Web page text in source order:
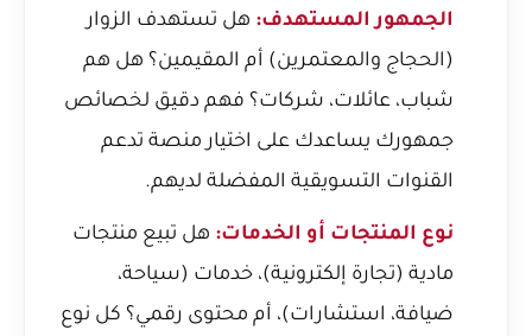
الجمهور المستهدف: هل تستهدف الزوار
(الحجاج والمعتمرين) أم المقيمين؟ هل هم
شباب، عائلات، شركات؟ فهم دقيق لخصائص
جمهورك يساعدك على اختيار منصة تدعم
القنوات التسويقية المفضلة لديهم.
نوع المنتجات أو الخدمات: هل تبيع منتجات
مادية (تجارة إلكترونية)، خدمات (سياحة،
ضيافة، استشارات)، أم محتوى رقمي؟ كل نوع